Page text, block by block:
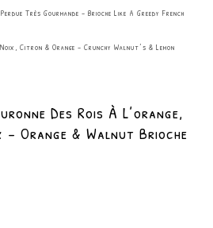
Très Gourmande – Brioche Like A Greedy French
Citron & Orange – Crunchy Walnut’s & Lemon
Des Rois À L’orange,
– Orange & Walnut Brioche